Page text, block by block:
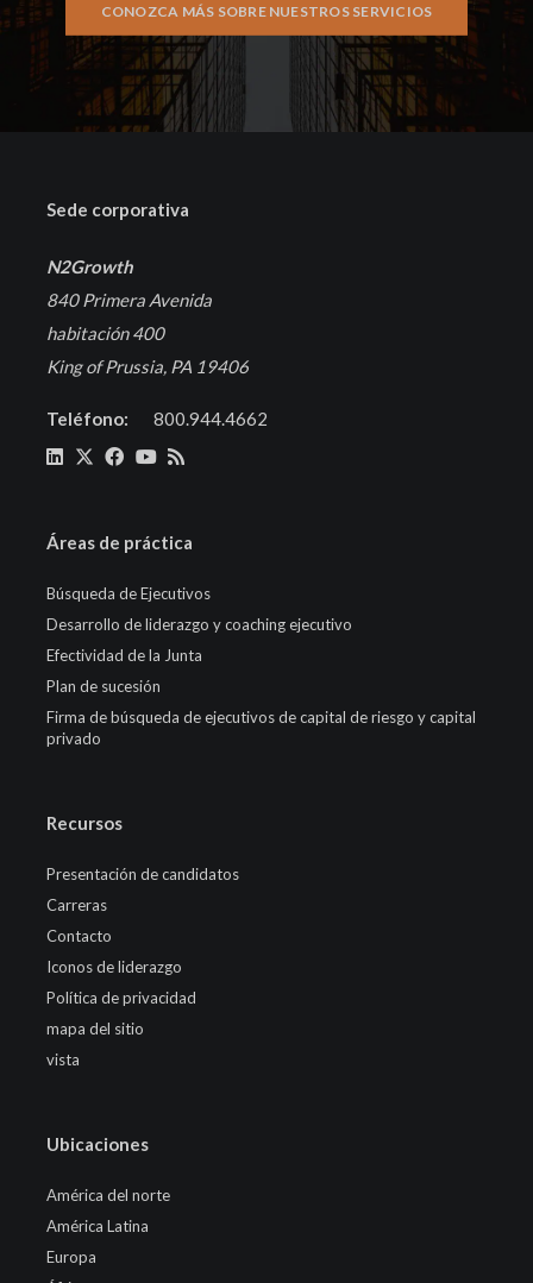
CONOZCA MÁS SOBRE NUESTROS SERVICIOS
Sede corporativa
N2Growth
840 Primera Avenida
habitación 400
King of Prussia, PA 19406
Teléfono: 800.944.4662
Áreas de práctica
Búsqueda de Ejecutivos
Desarrollo de liderazgo y coaching ejecutivo
Efectividad de la Junta
Plan de sucesión
Firma de búsqueda de ejecutivos de capital de riesgo y capital
privado
Recursos
Presentación de candidatos
Carreras
Contacto
Iconos de liderazgo
Política de privacidad
mapa del sitio
vista
Ubicaciones
América del norte
América Latina
Europa